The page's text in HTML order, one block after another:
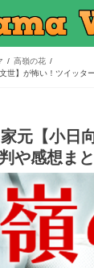
高嶺の花
世】が怖い！ツイッタ
元【小日
や感想まと